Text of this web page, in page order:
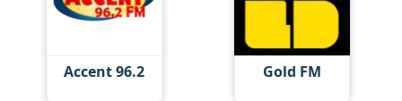
Accent 96.2 Gold FM